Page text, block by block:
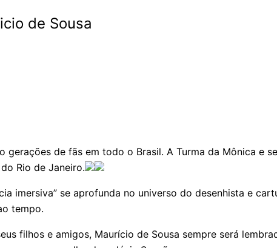
de Sousa
gerações de fãs em todo o Brasil. A Turma da Mônica e
Rio de Janeiro.
imersiva” se aprofunda no universo do desenhista e
tempo.
filhos e amigos, Maurício de Sousa sempre será